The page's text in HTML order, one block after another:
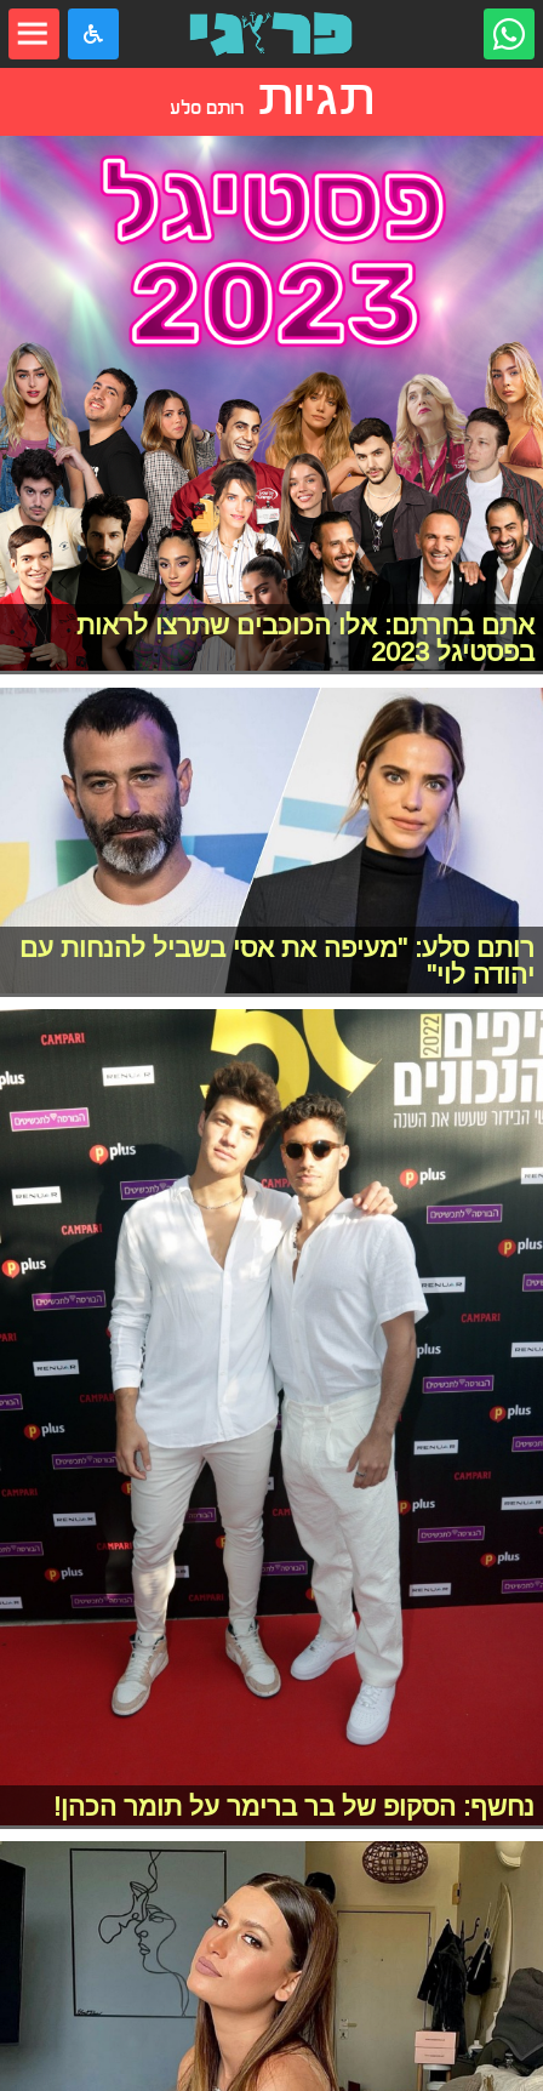
תגיותרותם סלע
אתם בחרתם: אלו הכוכבים שתרצו לראות
בפסטיגל 2023
רותם סלע: "מעיפה את אסי בשביל להנחות עם
יהודה לוי"
נחשף: הסקופ של בר ברימר על תומר הכהן!